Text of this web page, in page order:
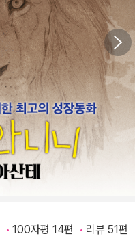
100자평 14편 리뷰 51편